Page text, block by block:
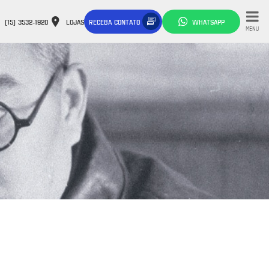
(15) 3532-1920 LOJAS RECEBA CONTATO WHATSAPP
MENU